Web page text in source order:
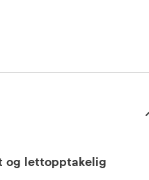
og lettopptakelig